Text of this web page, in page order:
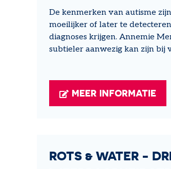
De kenmerken van autisme
moeilijker of later te
diagnoses krijgen. Annemie
subtieler aanwezig kan zijn bij
MEER INFORMATIE
ROTS & WATER -